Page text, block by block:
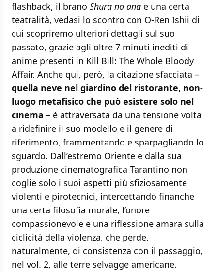
flashback, il brano Shura no ana e una certa
teatralità, vedasi lo scontro con O-Ren Ishii di
cui scopriremo ulteriori dettagli sul suo
passato, grazie agli oltre 7 minuti inediti di
anime presenti in Kill Bill: The Whole Bloody
Affair. Anche qui, però, la citazione sfacciata –
quella neve nel giardino del ristorante, non-
luogo metafisico che può esistere solo nel
cinema – è attraversata da una tensione volta
a ridefinire il suo modello e il genere di
riferimento, frammentando e sparpagliando lo
sguardo. Dall’estremo Oriente e dalla sua
produzione cinematografica Tarantino non
coglie solo i suoi aspetti più sfiziosamente
violenti e pirotecnici, intercettando finanche
una certa filosofia morale, l’onore
compassionevole e una riflessione amara sulla
ciclicità della violenza, che perde,
naturalmente, di consistenza con il passaggio,
nel vol. 2, alle terre selvagge americane.